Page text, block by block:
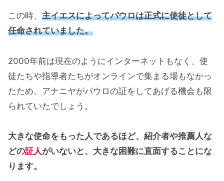
この時、 主イエスによってパウロは正式に使徒として
任命されていました。
2000年前は現在のようにインターネットもなく、使
徒たちや指導者たちがオンラインで集まる場もなかっ
たため、アナニヤがパウロの証をしてあげる機会も限
られていたでしょう。
大きな使命をもった人であるほど、紹介者や推薦人な
どの証人がいないと、大きな困難に直面することにな
ります。